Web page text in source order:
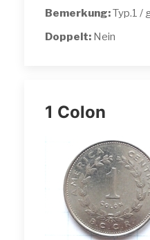
Bemerkung:Typ.1 /
Doppelt: Nein
1 Colon